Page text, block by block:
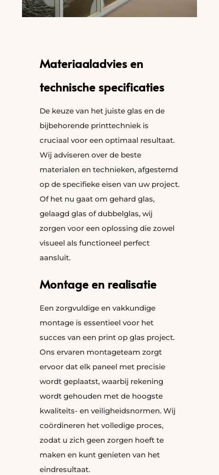
Materiaaladvies en
technische specificaties
De keuze van het juiste glas en de
bijbehorende printtechniek is
cruciaal voor een optimaal resultaat.
Wij adviseren over de beste
materialen en technieken, afgestemd
op de specifieke eisen van uw project.
Of het nu gaat om gehard glas,
gelaagd glas of dubbelglas, wij
zorgen voor een oplossing die zowel
visueel als functioneel perfect
aansluit.
Montage en realisatie
Een zorgvuldige en vakkundige
montage is essentieel voor het
succes van een print op glas project.
Ons ervaren montageteam zorgt
ervoor dat elk paneel met precisie
wordt geplaatst, waarbij rekening
wordt gehouden met de hoogste
kwaliteits- en veiligheidsnormen. Wij
coördineren het volledige proces,
zodat u zich geen zorgen hoeft te
maken en kunt genieten van het
eindresultaat.